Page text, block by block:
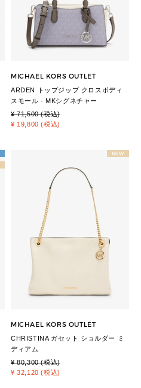
MICHAEL KORS OUTLET
ARDEN トップジップ クロスボディ
スモール - MKシグネチャー
¥ 71,500 (税込)
¥ 19,800 (税込)
NEW
MICHAEL KORS OUTLET
CHRISTINA ガセット ショルダー ミ
ディアム
¥ 80,300 (税込)
¥ 32,120 (税込)